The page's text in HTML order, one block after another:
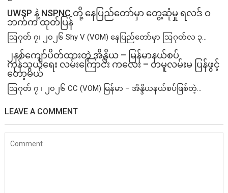
UWSP နဲ့ NSPNC တို့ နေပြည်တော်မှာ တွေ့ဆုံမှု ရလဒ် ဝ
ဘက်က ထုတ်ပြန်
ဩဂုတ် ၇၊ ၂၀၂၆ Shy V (VOM) နေပြည်တော်မှာ ဩဂုတ်လ ၃...
၂နှစ်​ကျော်ပိတ်ထားတဲ့ အိန္ဒိယ – မြန်မာနယ်စပ်
ကုန်သွယ်ရေး လမ်းကြောင်း ကလေး – တမူလမ်းမ ပြန်ဖွင့်
တော့မယ်
ဩဂုတ် ၇ ၊ ၂၀၂၆ CC (VOM) မြန်မာ – အိန္ဒိယနယ်စပ်ဖြစ်တဲ့...
LEAVE A COMMENT